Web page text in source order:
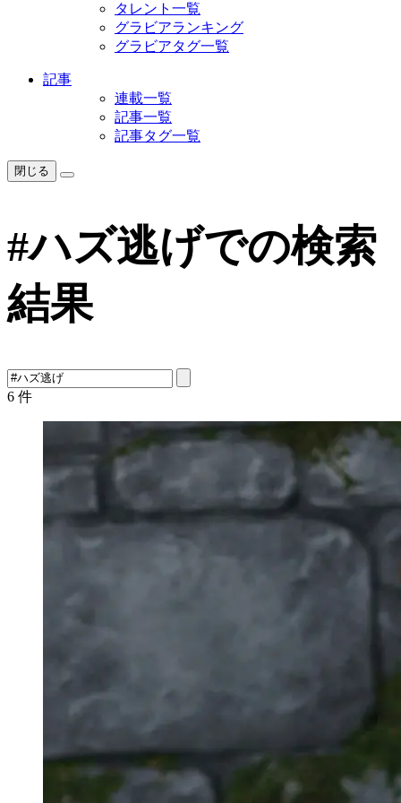
タレント一覧
グラビアランキング
グラビアタグ一覧
記事
連載一覧
記事一覧
記事タグ一覧
閉じる
#ハズ逃げでの検索
結果
6 件